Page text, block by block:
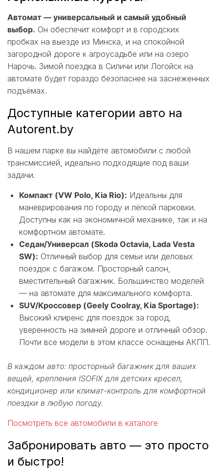
Автомат — универсальный и самый удобный
выбор. Он обеспечит комфорт и в городских
пробках на выезде из Минска, и на спокойной
загородной дороге к агроусадьбе или на озеро
Нарочь. Зимой поездка в Силичи или Логойск на
автомате будет гораздо безопаснее на заснеженных
подъёмах.
Доступные категории авто на
Autorent.by
В нашем парке вы найдёте автомобили с любой
трансмиссией, идеально подходящие под ваши
задачи.
Компакт (VW Polo, Kia Rio): Идеальны для
маневрирования по городу и лёгкой парковки.
Доступны как на экономичной механике, так и на
комфортном автомате.
Седан/Универсал (Skoda Octavia, Lada Vesta
SW): Отличный выбор для семьи или деловых
поездок с багажом. Просторный салон,
вместительный багажник. Большинство моделей
— на автомате для максимального комфорта.
SUV/Кроссовер (Geely Coolray, Kia Sportage):
Высокий клиренс для поездок за город,
уверенность на зимней дороге и отличный обзор.
Почти все модели в этом классе оснащены АКПП.
В каждом авто: просторный багажник для ваших
вещей, крепления ISOFIX для детских кресел,
кондиционер или климат-контроль для комфортной
поездки в любую погоду.
Посмотреть все автомобили в каталоге
Забронировать авто — это просто
и быстро!